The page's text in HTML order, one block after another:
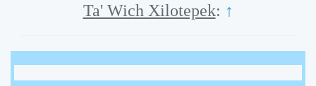
Ta' Wich Xilotepek: ↑